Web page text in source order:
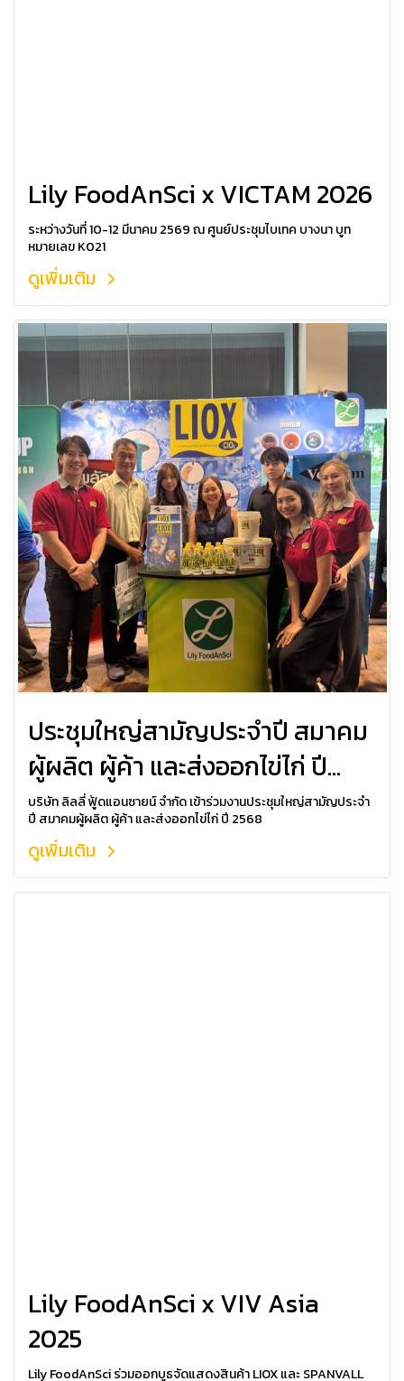
Lily FoodAnSci x VICTAM 2026
ระหว่างวันที่ 10-12 มีนาคม 2569 ณ ศูนย์ประชุมไบเทค บางนา บูท
หมายเลข K021
ดูเพิ่มเติม
ประชุมใหญ่สามัญประจำปี สมาคม
ผู้ผลิต ผู้ค้า และส่งออกไข่ไก่ ปี
2568
บริษัท ลิลลี่ ฟู้ดแอนซายน์ จำกัด เข้าร่วมงานประชุมใหญ่สามัญประจำ
ปี สมาคมผู้ผลิต ผู้ค้า และส่งออกไข่ไก่ ปี 2568
ดูเพิ่มเติม
Lily FoodAnSci x VIV Asia
2025
Lily FoodAnSci ร่วมออกบูธจัดแสดงสินค้า LIOX และ SPANVALL